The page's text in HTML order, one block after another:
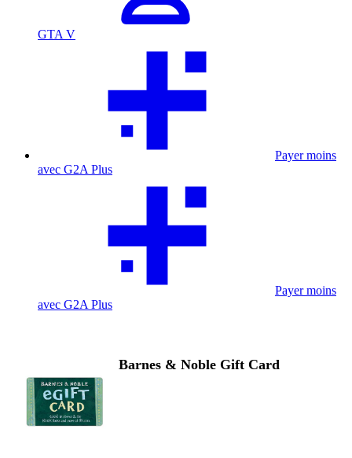
GTA V
Payer moins
avec G2A Plus
Payer moins
avec G2A Plus
Barnes & Noble Gift Card